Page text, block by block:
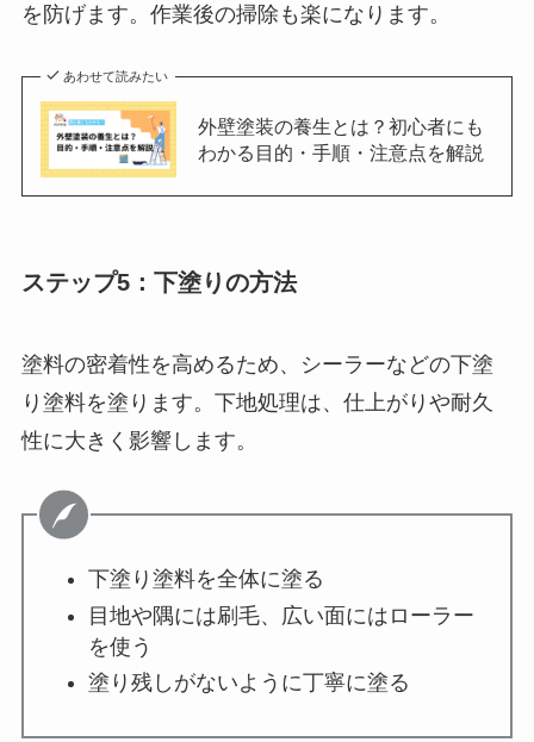
を防げます。作業後の掃除も楽になります。
あわせて読みたい
外壁塗装の養生とは？初心者にも
わかる目的・手順・注意点を解説
ステップ5：下塗りの方法
塗料の密着性を高めるため、シーラーなどの下塗
り塗料を塗ります。下地処理は、仕上がりや耐久
性に大きく影響します。
下塗り塗料を全体に塗る
目地や隅には刷毛、広い面にはローラー
を使う
塗り残しがないように丁寧に塗る